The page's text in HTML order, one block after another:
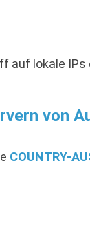
auf lokale
von
COUNTRY-